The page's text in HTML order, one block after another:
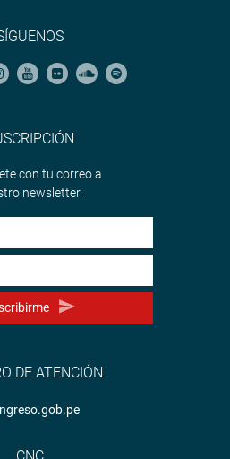
con tu correo a
newsletter.
DE ATENCIÓN